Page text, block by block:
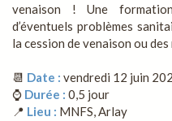
venaison ! Une
d’éventuels problèmes
la cession de venaison ou
📆 Date : vendredi 12 juin
⌚ Durée : 0,5 jour
📍 Lieu : MNFS, Arlay